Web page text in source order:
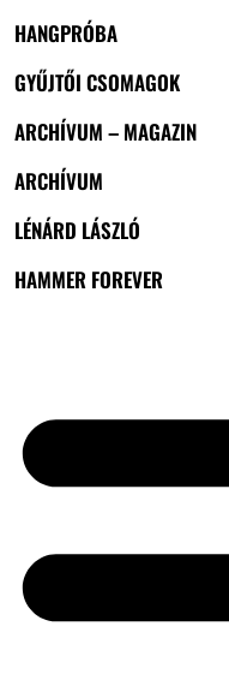
HANGPRÓBA
GYŰJTŐI CSOMAGOK
ARCHÍVUM – MAGAZIN
ARCHÍVUM
LÉNÁRD LÁSZLÓ
HAMMER FOREVER